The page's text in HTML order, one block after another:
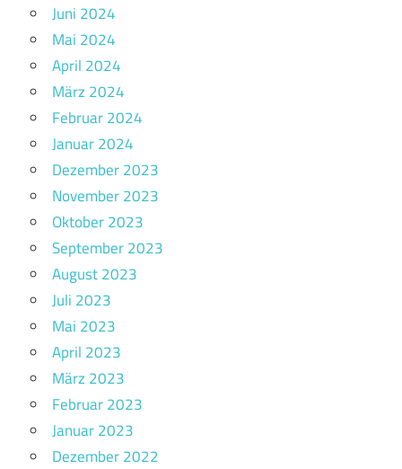
Juni 2024
Mai 2024
April 2024
März 2024
Februar 2024
Januar 2024
Dezember 2023
November 2023
Oktober 2023
September 2023
August 2023
Juli 2023
Mai 2023
April 2023
März 2023
Februar 2023
Januar 2023
Dezember 2022